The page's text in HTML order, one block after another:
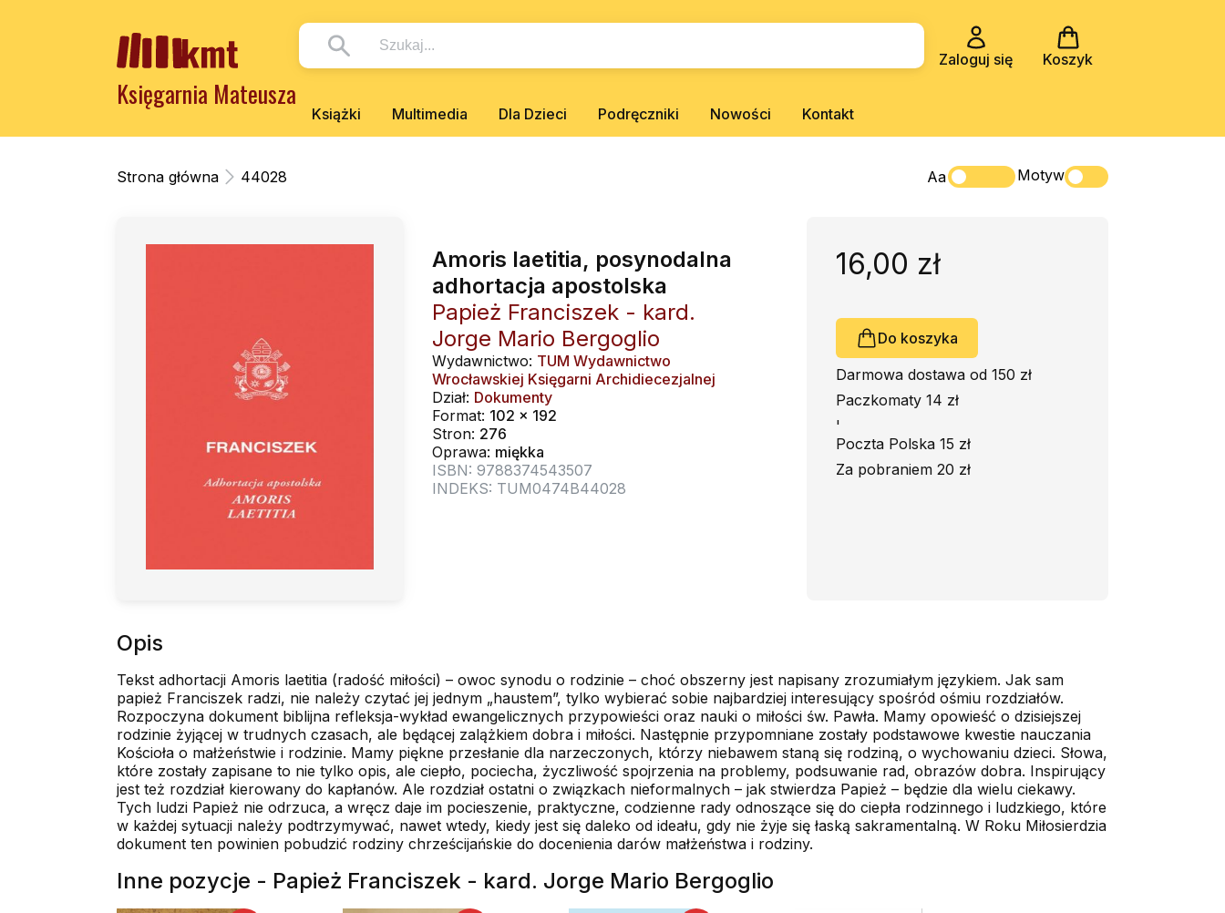
Zaloguj się Koszyk
Księgarnia Mateusza
Książki Multimedia Dla Dzieci Podręczniki Nowości Kontakt
Strona główna 44028 Aa Motyw
Amoris laetitia, posynodalna
adhortacja apostolska
Papież Franciszek - kard.
Jorge Mario Bergoglio
Wydawnictwo: TUM Wydawnictwo
Wrocławskiej Księgarni Archidiecezjalnej
Dział: Dokumenty
Format: 102 x 192
Stron: 276
Oprawa: miękka
ISBN: 9788374543507
INDEKS: TUM0474B44028
16,00 zł
Do koszyka
Darmowa dostawa od 150 zł
Paczkomaty 14 zł
'
Poczta Polska 15 zł
Za pobraniem 20 zł
Opis
Tekst adhortacji Amoris laetitia (radość miłości) – owoc synodu o rodzinie – choć obszerny jest napisany zrozumiałym językiem. Jak sam
papież Franciszek radzi, nie należy czytać jej jednym „haustem”, tylko wybierać sobie najbardziej interesujący spośród ośmiu rozdziałów.
Rozpoczyna dokument biblijna refleksja-wykład ewangelicznych przypowieści oraz nauki o miłości św. Pawła. Mamy opowieść o dzisiejszej
rodzinie żyjącej w trudnych czasach, ale będącej zalążkiem dobra i miłości. Następnie przypomniane zostały podstawowe kwestie nauczania
Kościoła o małżeństwie i rodzinie. Mamy piękne przesłanie dla narzeczonych, którzy niebawem staną się rodziną, o wychowaniu dzieci. Słowa,
które zostały zapisane to nie tylko opis, ale ciepło, pociecha, życzliwość spojrzenia na problemy, podsuwanie rad, obrazów dobra. Inspirujący
jest też rozdział kierowany do kapłanów. Ale rozdział ostatni o związkach nieformalnych – jak stwierdza Papież – będzie dla wielu ciekawy.
Tych ludzi Papież nie odrzuca, a wręcz daje im pocieszenie, praktyczne, codzienne rady odnoszące się do ciepła rodzinnego i ludzkiego, które
w każdej sytuacji należy podtrzymywać, nawet wtedy, kiedy jest się daleko od ideału, gdy nie żyje się łaską sakramentalną. W Roku Miłosierdzia
dokument ten powinien pobudzić rodziny chrześcijańskie do docenienia darów małżeństwa i rodziny.
Inne pozycje - Papież Franciszek - kard. Jorge Mario Bergoglio